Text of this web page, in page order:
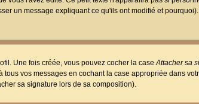
un message expliquant ce qu'ils ont modifié et
Une fois créée, vous pouvez cocher la caseAttacher sa
vos messages en cochant la case appropriée dans
sa signature lors de sa composition).